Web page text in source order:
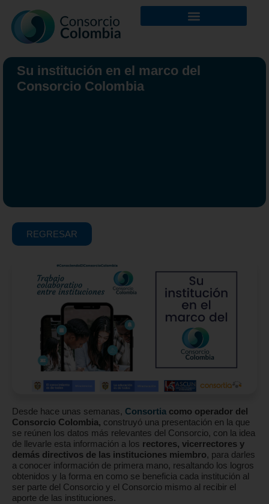
Su institución en el marco del
Consorcio Colombia
REGRESAR
Desde hace unas semanas, Consortia como operador del
Consorcio Colombia, construyó una presentación en la que
se reúnen los datos más relevantes del Consorcio, con la idea
de llevarle esta información a los rectores, vicerrectores y
demás directivos de las instituciones miembro, para darles
a conocer información de primera mano, resaltando los logros
obtenidos y la forma en como se beneficia cada institución al
ser parte del Consorcio y el Consorcio mismo al recibir el
aporte de las instituciones.